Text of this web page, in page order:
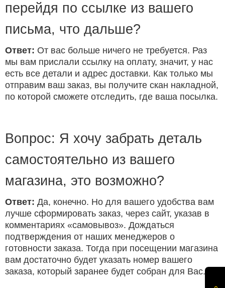
перейдя по ссылке из вашего
письма, что дальше?
Ответ: От вас больше ничего не требуется. Раз
мы вам прислали ссылку на оплату, значит, у нас
есть все детали и адрес доставки. Как только мы
отправим ваш заказ, вы получите скан накладной,
по которой сможете отследить, где ваша посылка.
Вопрос: Я хочу забрать деталь
самостоятельно из вашего
магазина, это возможно?
Ответ: Да, конечно. Но для вашего удобства вам
лучше сформировать заказ, через сайт, указав в
комментариях «самовывоз». Дождаться
подтверждения от наших менеджеров о
готовности заказа. Тогда при посещении магазина
вам достаточно будет указать номер вашего
заказа, который заранее будет собран для Вас.